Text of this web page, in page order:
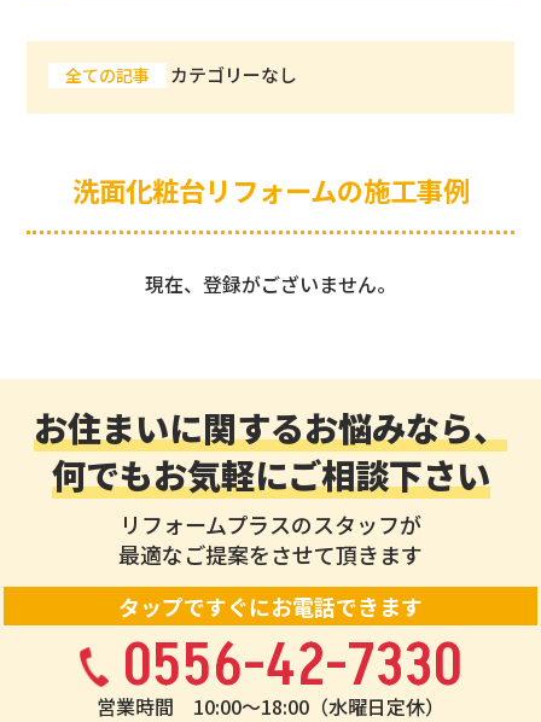
全ての記事 カテゴリーなし
洗面化粧台リフォームの施工事例
現在、登録がございません。
お住まいに関するお悩みなら、
何でもお気軽にご相談下さい
リフォームプラスのスタッフが
最適なご提案をさせて頂きます
タップですぐにお電話できます
0556-42-7330
営業時間 10:00〜18:00（水曜日定休）